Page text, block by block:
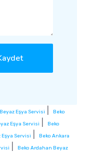
Eşya Servisi
Beko
Eşya Servisi
Beko
Eşya Servisi
Beko Ankara
Beko Ardahan Beyaz